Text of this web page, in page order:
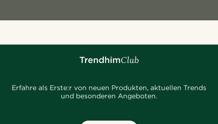
Erfahre als Erste:r von neuen Produkten, aktuellen Trends
und besonderen Angeboten.